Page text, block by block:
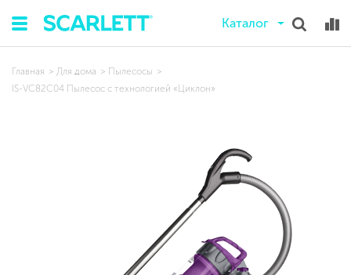
Каталог
Главная Для дома
Пылесосы
IS-VC82C04 Пылесос с технологией «Циклон»